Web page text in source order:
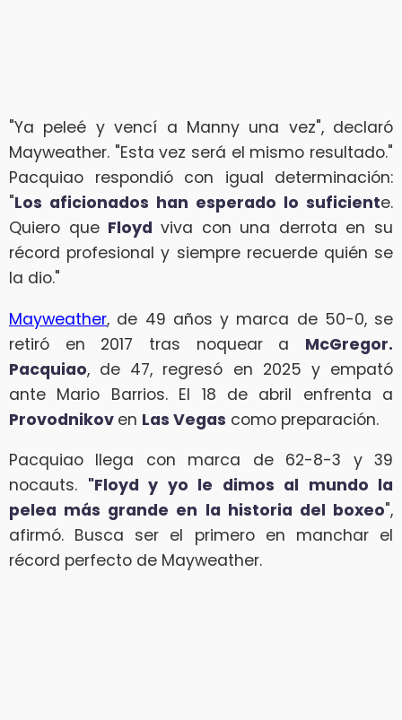
"Ya peleé y vencí a Manny una vez", declaró
Mayweather. "Esta vez será el mismo resultado."
Pacquiao respondió con igual determinación:
"Los aficionados han esperado lo suficiente.
Quiero que Floyd viva con una derrota en su
récord profesional y siempre recuerde quién se
la dio."
Mayweather, de 49 años y marca de 50-0, se
retiró en 2017 tras noquear a McGregor.
Pacquiao, de 47, regresó en 2025 y empató
ante Mario Barrios. El 18 de abril enfrenta a
Provodnikov en Las Vegas como preparación.
Pacquiao llega con marca de 62-8-3 y 39
nocauts. "Floyd y yo le dimos al mundo la
pelea más grande en la historia del boxeo",
afirmó. Busca ser el primero en manchar el
récord perfecto de Mayweather.